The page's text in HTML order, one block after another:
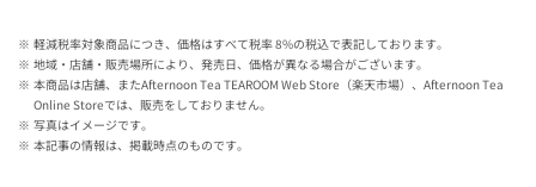
軽減税率対象商品につき、価格はすべて税率 8%の税込で表記しております。
地域・店舗・販売場所により、発売日、価格が異なる場合がございます。
本商品は店舗、またAfternoon Tea TEAROOM Web Store（楽天市場）、Afternoon Tea
Online Storeでは、販売をしておりません。
写真はイメージです。
本記事の情報は、掲載時点のものです。